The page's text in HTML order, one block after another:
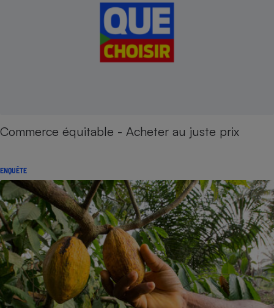
Commerce équitable - Acheter au juste prix
ENQUÊTE